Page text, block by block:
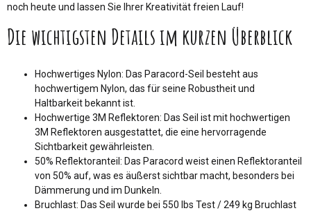
noch heute und lassen Sie Ihrer Kreativität freien Lauf!
Die wichtigsten Details im kurzen Überblick
Hochwertiges Nylon: Das Paracord-Seil besteht aus
hochwertigem Nylon, das für seine Robustheit und
Haltbarkeit bekannt ist.
Hochwertige 3M Reflektoren: Das Seil ist mit hochwertigen
3M Reflektoren ausgestattet, die eine hervorragende
Sichtbarkeit gewährleisten.
50% Reflektoranteil: Das Paracord weist einen Reflektoranteil
von 50% auf, was es äußerst sichtbar macht, besonders bei
Dämmerung und im Dunkeln.
Bruchlast: Das Seil wurde bei 550 lbs Test / 249 kg Bruchlast